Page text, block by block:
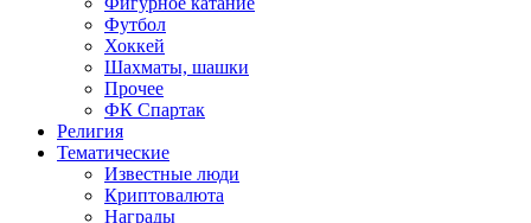
Футбол
Хоккей
Шахматы, шашки
Прочее
ФК Спартак
Религия
Тематические
Известные люди
Криптовалюта
Награды